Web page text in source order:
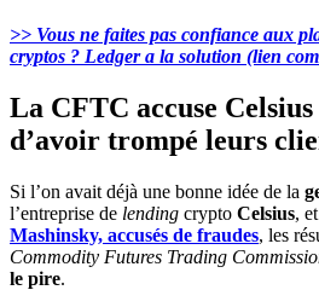
>> Vous ne faites pas confiance aux
cryptos ? Ledger a la solution (lien
La CFTC accuse
d’avoir trompé leurs
Si l’on avait déjà une bonne idée de la
l’entreprise de lending crypto Celsius,
Mashinsky, accusés de fraudes, les
Commodity Futures Trading
le pire.